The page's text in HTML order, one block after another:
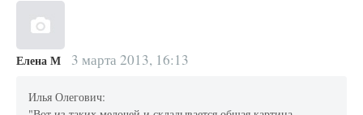
Елена М 3 марта 2013, 16:13
Илья Олегович: